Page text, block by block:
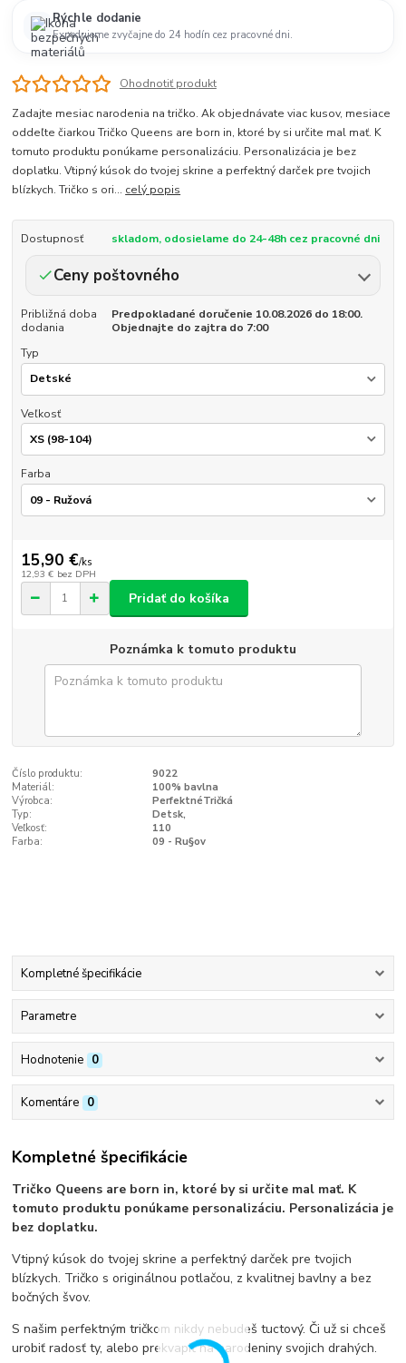
Rýchle dodanie
Expedujeme zvyčajne do 24 hodín cez pracovné dni.
Ohodnotiť produkt
Zadajte mesiac narodenia na tričko. Ak objednávate viac kusov, mesiace
oddeľte čiarkou Tričko Queens are born in, ktoré by si určite mal mať. K
tomuto produktu ponúkame personalizáciu. Personalizácia je bez
doplatku. Vtipný kúsok do tvojej skrine a perfektný darček pre tvojich
blízkych. Tričko s ori... celý popis
Dostupnosť skladom, odosielame do 24-48h cez pracovné dni
Ceny poštovného
Približná doba
dodania
Predpokladané doručenie 10.08.2026 do 18:00.
Objednajte do zajtra do 7:00
Typ
Veľkosť
Farba
15,90 €/ks
12,93 € bez DPH
Pridať do košíka
Poznámka k tomuto produktu
Číslo produktu:
9022
Materiál:
100% bavlna
Výrobca:
PerfektnéTričká
Typ:
Detsk‚
Veľkosť:
110
Farba:
09 - Ru§ov
Kompletné špecifikácie
Parametre
Hodnotenie 0
Komentáre 0
Kompletné špecifikácie
Tričko Queens are born in, ktoré by si určite mal mať. K
tomuto produktu ponúkame personalizáciu. Personalizácia je
bez doplatku.
Vtipný kúsok do tvojej skrine a perfektný darček pre tvojich
blízkych. Tričko s originálnou potlačou, z kvalitnej bavlny a bez
bočných švov.
S našim perfektným tričkom nikdy nebudeš tuctový. Či už si chceš
urobiť radosť ty, alebo prekvapiť na narodeniny svojich drahých.